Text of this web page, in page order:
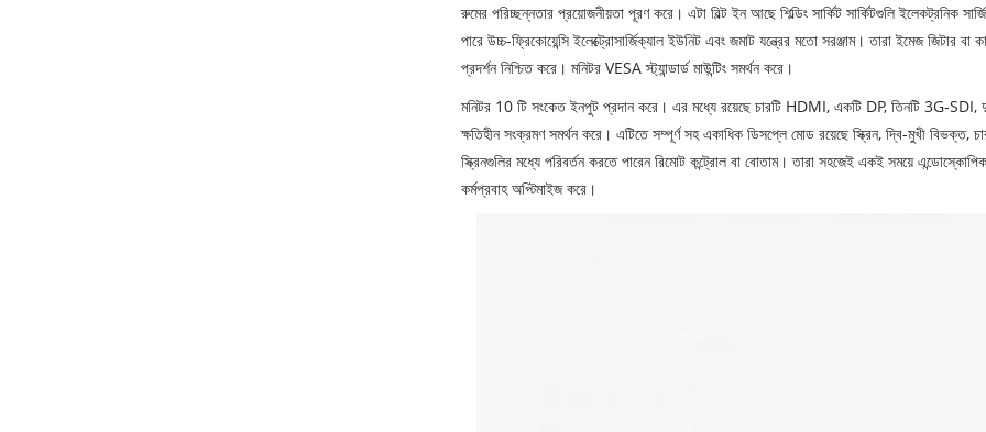
রুমের পরিচ্ছন্নতার প্রয়োজনীয়তা পূরণ করে। এটা বিল্ট ইন আছে শিল্ডিং সার্কিট সার্কিটগুলি ইলেকট্রনিক
পারে উচ্চ-ফ্রিকোয়েন্সি ইলেক্ট্রোসার্জিক্যাল ইউনিট এবং জমাট যন্ত্রের মতো সরঞ্জাম। তারা ইমেজ জিটার
প্রদর্শন নিশ্চিত করে। মনিটর VESA স্ট্যান্ডার্ড মাউন্টিং সমর্থন করে।
মনিটর 10 টি সংকেত ইনপুট প্রদান করে। এর মধ্যে রয়েছে চারটি HDMI, একটি DP, তিনটি 3G-
ক্ষতিহীন সংক্রমণ সমর্থন করে। এটিতে সম্পূর্ণ সহ একাধিক ডিসপ্লে মোড রয়েছে স্ক্রিন, দ্বি-মুখী
স্ক্রিনগুলির মধ্যে পরিবর্তন করতে পারেন রিমোট কন্ট্রোল বা বোতাম। তারা সহজেই একই সময়ে
কর্মপ্রবাহ অপ্টিমাইজ করে।